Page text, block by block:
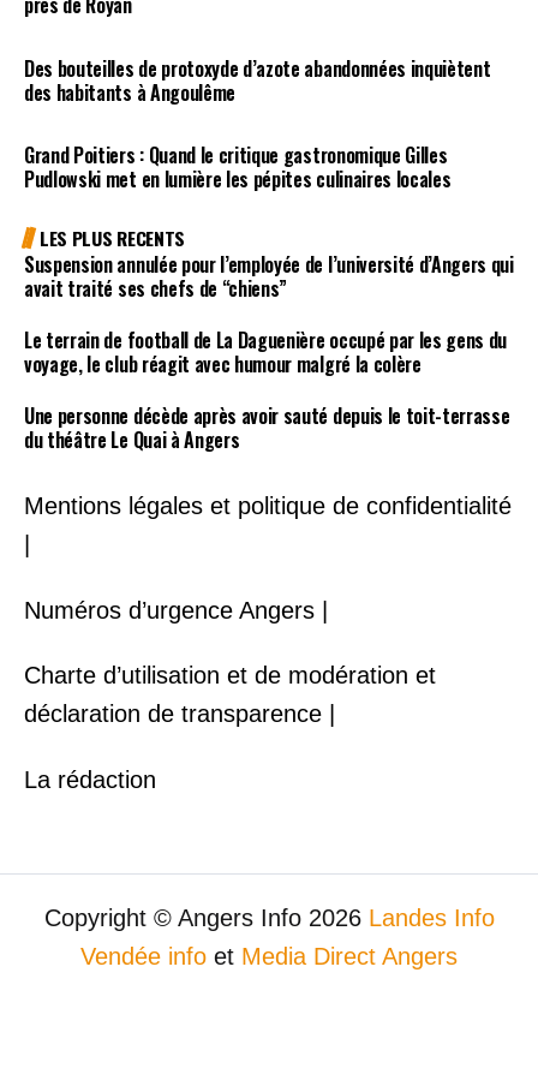
Des bouteilles de protoxyde d’azote abandonnées inquiètent
des habitants à Angoulême
Grand Poitiers : Quand le critique gastronomique Gilles
Pudlowski met en lumière les pépites culinaires locales
LES PLUS RECENTS
Suspension annulée pour l’employée de l’université d’Angers qui
avait traité ses chefs de “chiens”
Le terrain de football de La Daguenière occupé par les gens du
voyage, le club réagit avec humour malgré la colère
Une personne décède après avoir sauté depuis le toit-terrasse
du théâtre Le Quai à Angers
Mentions légales et politique de confidentialité
Numéros d’urgence Angers |
Charte d’utilisation et de modération et
déclaration de transparence |
La rédaction
Copyright © Angers Info 2026 Landes Info
Vendée info et Media Direct Angers